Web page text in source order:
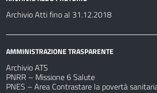
Archivio Atti fino al 31.12.2018
AMMINISTRAZIONE TRASPARENTE
Archivio ATS
PNRR – Missione 6 Salute
PNES – Area Contrastare la povertà